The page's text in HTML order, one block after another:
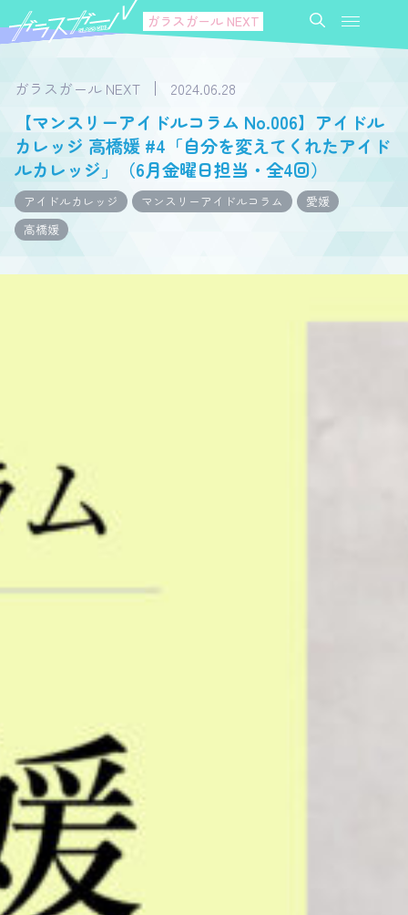
ガラスガール NEXT
ガラスガール NEXT 2024.06.28
【マンスリーアイドルコラム No.006】アイドル
カレッジ 高橋媛 #4「自分を変えてくれたアイド
ルカレッジ」（6月金曜日担当・全4回）
アイドルカレッジ マンスリーアイドルコラム
愛媛
高橋媛